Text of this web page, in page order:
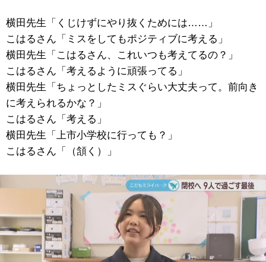
横田先生「くじけずにやり抜くためには……」
こはるさん「ミスをしてもポジティブに考える」
横田先生「こはるさん、これいつも考えてるの？」
こはるさん「考えるように頑張ってる」
横田先生「ちょっとしたミスぐらい大丈夫って。前向き
に考えられるかな？」
こはるさん「考える」
横田先生「上市小学校に行っても？」
こはるさん「（頷く）」